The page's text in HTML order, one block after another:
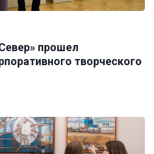
прошел
творческого